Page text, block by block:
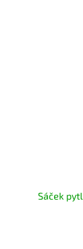
Sáček